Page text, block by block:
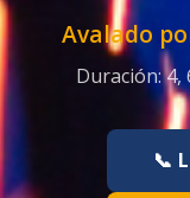
Avalado
Duración:4,
📞